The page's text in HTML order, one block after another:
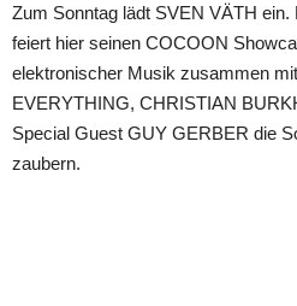
Zum Sonntag lädt SVEN VÄTH ein.
feiert hier seinen COCOON
elektronischer Musik zusammen
EVERYTHING, CHRISTIAN
Special Guest GUY GERBER die
zaubern.